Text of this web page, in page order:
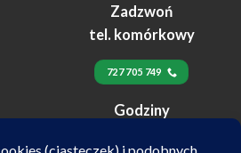
Zadzwoń
tel. komórkowy
727 705 749
Godziny